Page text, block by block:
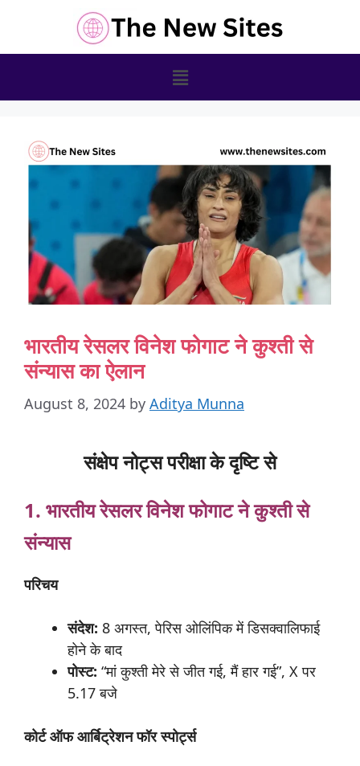
भारतीय रेसलर विनेश फोगाट ने कुश्ती से
संन्यास का ऐलान
August 8, 2024 by Aditya Munna
संक्षेप नोट्स परीक्षा के दृष्टि से
1. भारतीय रेसलर विनेशफोगाट नेकुश्तीसे
संन्यास
परिचय
संदेश: 8 अगस्त, पेरिस ओलिंपिक में डिसक्वालिफाई
होने के बाद
पोस्ट: “मां कुश्ती मेरे से जीत गई, मैं हार गई”, X पर
5.17 बजे
कोर्टऑफआर्बिट्रेशनफॉरस्पोर्ट्स